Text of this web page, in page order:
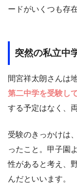
ードがいくつも存
突然の私立中
間宮祥太朗さんは
第二中学を受験し
する予定はなく、
受験のきっかけは
ったこと。甲子園
性があると考え、
んだといいます。